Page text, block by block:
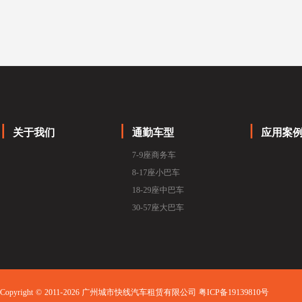
关于我们 通勤车型
7-9座商务车
8-17座小巴车
18-29座中巴车
30-57座大巴车
应用案例
Copyright © 2011-2026 广州城市快线汽车租赁有限公司 粤ICP备19139810号